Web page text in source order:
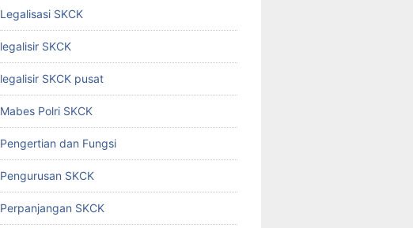
Legalisasi SKCK
legalisir SKCK
legalisir SKCK pusat
Mabes Polri SKCK
Pengertian dan Fungsi
Pengurusan SKCK
Perpanjangan SKCK